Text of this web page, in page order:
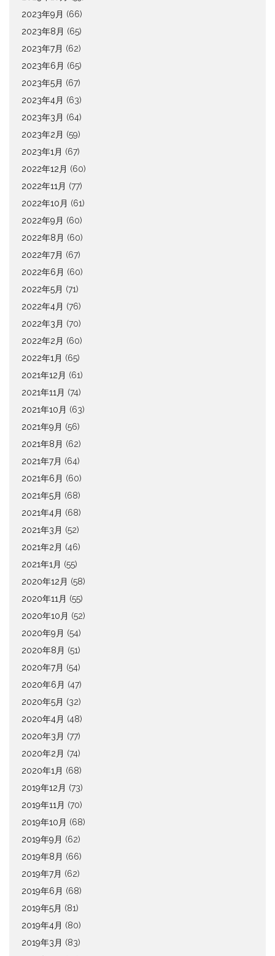
2023年9月 (66)
2023年8月 (65)
2023年7月 (62)
2023年6月 (65)
2023年5月 (67)
2023年4月 (63)
2023年3月 (64)
2023年2月 (59)
2023年1月 (67)
2022年12月 (60)
2022年11月 (77)
2022年10月 (61)
2022年9月 (60)
2022年8月 (60)
2022年7月 (67)
2022年6月 (60)
2022年5月 (71)
2022年4月 (76)
2022年3月 (70)
2022年2月 (60)
2022年1月 (65)
2021年12月 (61)
2021年11月 (74)
2021年10月 (63)
2021年9月 (56)
2021年8月 (62)
2021年7月 (64)
2021年6月 (60)
2021年5月 (68)
2021年4月 (68)
2021年3月 (52)
2021年2月 (46)
2021年1月 (55)
2020年12月 (58)
2020年11月 (55)
2020年10月 (52)
2020年9月 (54)
2020年8月 (51)
2020年7月 (54)
2020年6月 (47)
2020年5月 (32)
2020年4月 (48)
2020年3月 (77)
2020年2月 (74)
2020年1月 (68)
2019年12月 (73)
2019年11月 (70)
2019年10月 (68)
2019年9月 (62)
2019年8月 (66)
2019年7月 (62)
2019年6月 (68)
2019年5月 (81)
2019年4月 (80)
2019年3月 (83)